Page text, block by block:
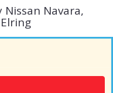
Nissan Navara,